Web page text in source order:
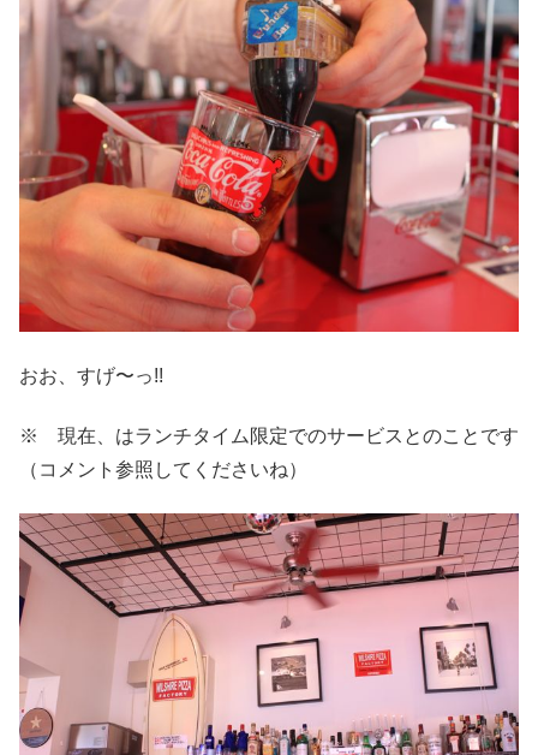
おお、すげ〜っ!!
※ 現在、はランチタイム限定でのサービスとのことです
（コメント参照してくださいね）